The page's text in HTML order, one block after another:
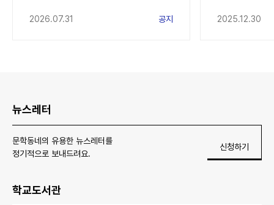
공지
2026.07.31 2025.12.30
뉴스레터
문학동네의 유용한 뉴스레터를
정기적으로 보내드려요.
신청하기
학교도서관